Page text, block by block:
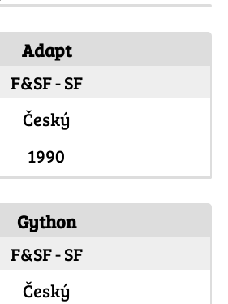
Adapt
F&SF - SF
Český
1990
Gython
F&SF - SF
Český